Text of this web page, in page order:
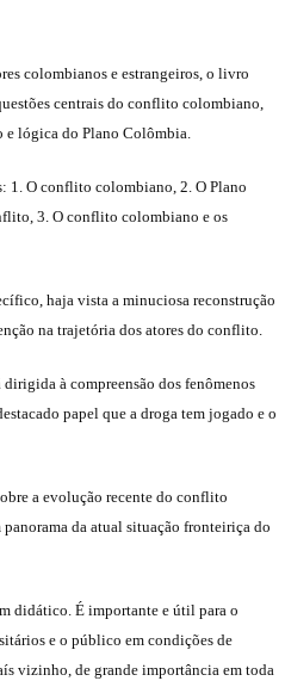
colombianos e estrangeiros, o livro
centrais do conflito colombiano,
lógica do Plano Colômbia.
1. O conflito colombiano, 2. O Plano
3. O conflito colombiano e os
haja vista a minuciosa reconstrução
na trajetória dos atores do conflito.
à compreensão dos fenômenos
papel que a droga tem jogado e o
a evolução recente do conflito
da atual situação fronteiriça do
didático. É importante e útil para o
e o público em condições de
vizinho, de grande importância em toda